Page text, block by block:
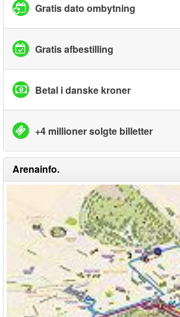
Gratis dato ombytning
Gratis afbestilling
Betal i danske kroner
+4 millioner solgte billetter
Arenainfo.